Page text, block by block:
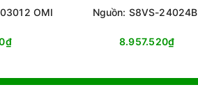
OMI Nguồn: S8VS-24024B
8.957.520₫